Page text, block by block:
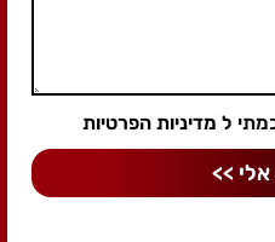
ל מדיניות הפרטיות
>>